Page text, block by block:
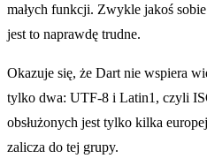
małych funkcji. Zwykle jakoś
jest to naprawdę trudne.
Okazuje się, że Dart nie wspiera
tylko dwa: UTF-8 i Latin1, czyli
obsłużonych jest tylko kilka
zalicza do tej grupy.